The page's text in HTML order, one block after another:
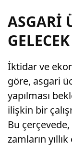
ilişkin açıklama
seviyesini açıkladı.
ASGARİ
İktidar ve
göre, asgari
yapılması
ilişkin bir
Bu
zamların